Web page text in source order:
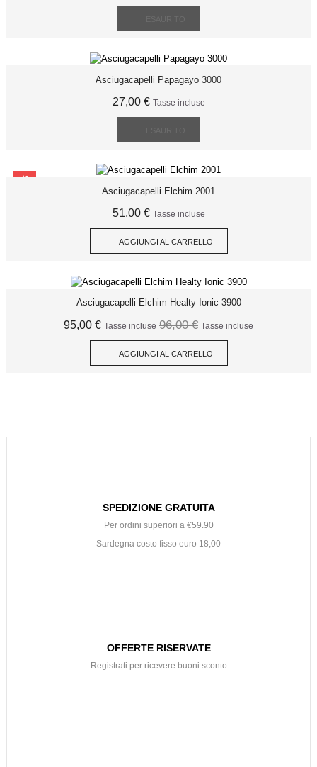
Asciugacapelli Papagayo 3000
27,00 € Tasse incluse
Asciugacapelli Elchim 2001
51,00 € Tasse incluse
AGGIUNGI AL CARRELLO
Asciugacapelli Elchim Healty Ionic 3900
95,00 € Tasse incluse 96,00 € Tasse incluse
AGGIUNGI AL CARRELLO
SPEDIZIONE GRATUITA
Per ordini superiori a €59.90
Sardegna costo fisso euro 18,00
OFFERTE RISERVATE
Registrati per ricevere buoni sconto